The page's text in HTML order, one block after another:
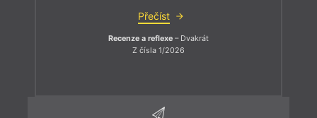
Přečíst
Recenze a reflexe – Dvakrát
Z čísla 1/2026